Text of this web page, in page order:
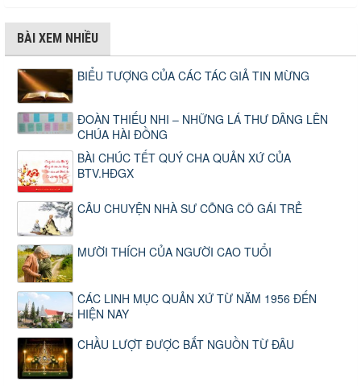
BÀI XEM NHIỀU
BIỂU TƯỢNG CỦA CÁC TÁC GIẢ TIN MỪNG
ĐOÀN THIẾU NHI – NHỮNG LÁ THƯ DÂNG LÊN
CHÚA HÀI ĐỒNG
BÀI CHÚC TẾT QUÝ CHA QUẢN XỨ CỦA
BTV.HĐGX
CÂU CHUYỆN NHÀ SƯ CÕNG CÔ GÁI TRẺ
MƯỜI THÍCH CỦA NGƯỜI CAO TUỔI
CÁC LINH MỤC QUẢN XỨ TỪ NĂM 1956 ĐẾN
HIỆN NAY
CHẦU LƯỢT ĐƯỢC BẮT NGUỒN TỪ ĐÂU